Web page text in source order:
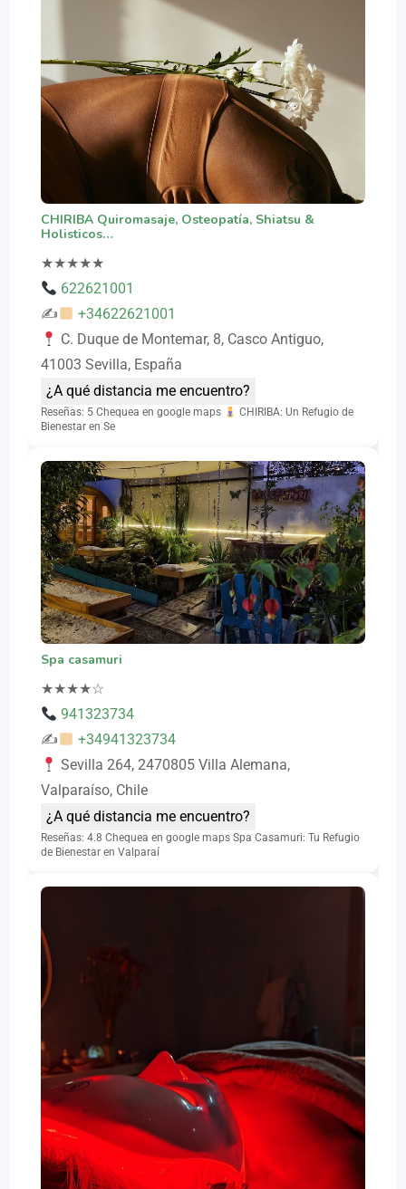
CHIRIBA Quiromasaje, Osteopatía, Shiatsu &
Holisticos…
★★★★★
622621001
✍
+34622621001
C. Duque de Montemar, 8, Casco Antiguo,
41003 Sevilla, España
¿A qué distancia me encuentro?
Reseñas: 5 Chequea en google maps
CHIRIBA: Un Refugio de
Bienestar en Se
Spa casamuri
★★★★☆
941323734
✍
+34941323734
Sevilla 264, 2470805 Villa Alemana,
Valparaíso, Chile
¿A qué distancia me encuentro?
Reseñas: 4.8 Chequea en google maps Spa Casamuri: Tu Refugio
de Bienestar en Valparaí